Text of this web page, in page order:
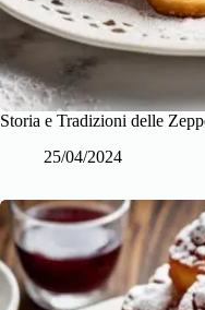
Storia e Tradizioni delle
25/04/2024